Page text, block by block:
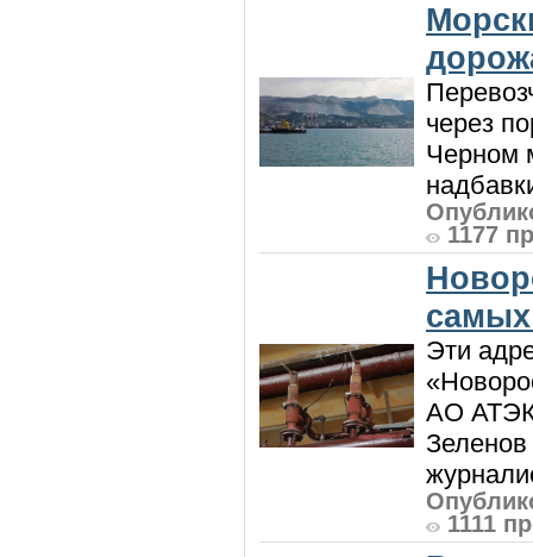
через
Черном
1177
Эти
АО АТЭК
Зеленов
1111